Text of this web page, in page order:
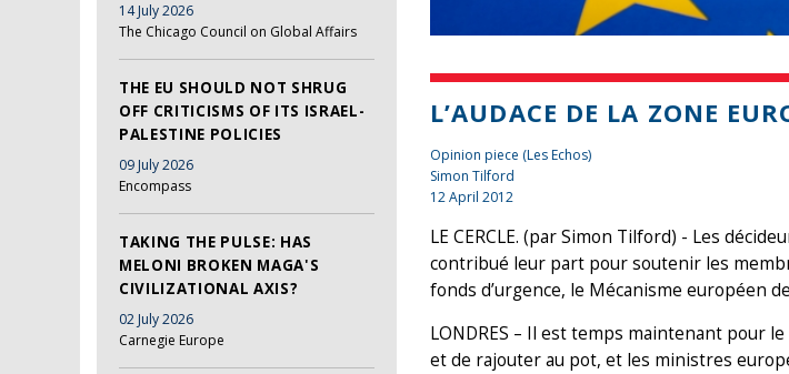
14 July 2026
The Chicago Council on Global Affairs
THE EU SHOULD NOT SHRUG
OFF CRITICISMS OF ITS ISRAEL-
PALESTINE POLICIES
09 July 2026
Encompass
TAKING THE PULSE: HAS
MELONI BROKEN MAGA'S
CIVILIZATIONAL AXIS?
02 July 2026
Carnegie Europe
L’AUDACE DE LA ZONE
Opinion piece (Les Echos)
Simon Tilford
12 April 2012
LE CERCLE. (par Simon Tilford) - Les
contribué leur part pour soutenir les
fonds d’urgence, le Mécanisme européen
LONDRES – Il est temps maintenant pour
et de rajouter au pot, et les ministres